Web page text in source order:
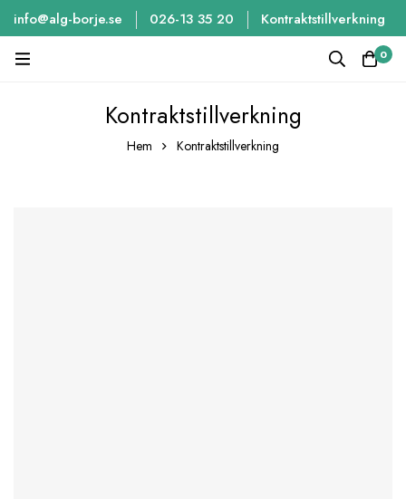
info@alg-borje.se 026-13 35 20 Kontraktstillverkning
0
Kontraktstillverkning
Hem Kontraktstillverkning